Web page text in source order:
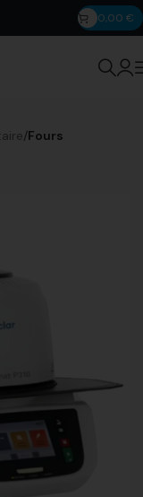
0,00 €
Fours